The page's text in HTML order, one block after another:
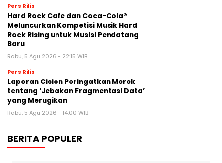
Pers Rilis
Hard Rock Cafe dan Coca-Cola®
Meluncurkan Kompetisi Musik Hard
Rock Rising untuk Musisi Pendatang
Baru
Rabu, 5 Agu 2026 - 22:15 WIB
Pers Rilis
Laporan Cision Peringatkan Merek
tentang ‘Jebakan Fragmentasi Data’
yang Merugikan
Rabu, 5 Agu 2026 - 14:00 WIB
BERITA POPULER